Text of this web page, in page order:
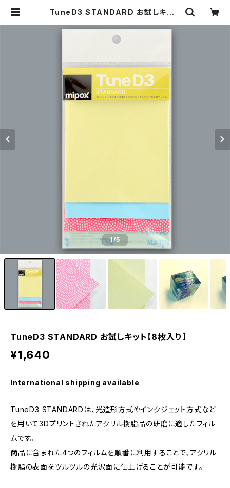
TuneD3 STANDARD お試しキット
1/5
TuneD3 STANDARD お試しキット【8枚入り】
¥1,640
International shipping available
TuneD3 STANDARDは、光造形方式やインクジェット方式など
を用いて3Dプリントされたアクリル樹脂品の研磨に適したフィル
ムです。
商品に含まれた4つのフィルムを順番に利用することで、アクリル
樹脂の表面をツルツルの光沢面に仕上げることが可能です。